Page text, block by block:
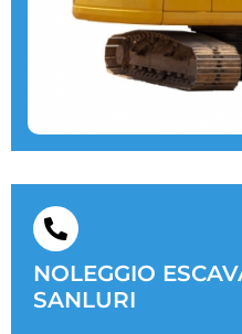
NOLEGGIO
SANLURI